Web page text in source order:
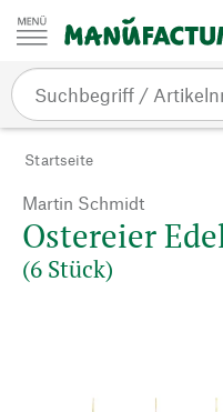
Zum Inhalt springen
Startseite
Martin Schmidt
Ostereier
(6 Stück)